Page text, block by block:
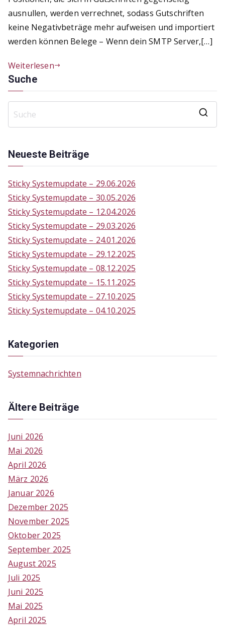
ausnullen, werden verrechnet, sodass Gutschriften
keine Negativbeträge mehr aufweisen und importiert
werden können Belege – Wenn dein SMTP Server,[…]
Weiterlesen
Suche
Neueste Beiträge
Sticky Systemupdate – 29.06.2026
Sticky Systemupdate – 30.05.2026
Sticky Systemupdate – 12.04.2026
Sticky Systemupdate – 29.03.2026
Sticky Systemupdate – 24.01.2026
Sticky Systemupdate – 29.12.2025
Sticky Systemupdate – 08.12.2025
Sticky Systemupdate – 15.11.2025
Sticky Systemupdate – 27.10.2025
Sticky Systemupdate – 04.10.2025
Kategorien
Systemnachrichten
Ältere Beiträge
Juni 2026
Mai 2026
April 2026
März 2026
Januar 2026
Dezember 2025
November 2025
Oktober 2025
September 2025
August 2025
Juli 2025
Juni 2025
Mai 2025
April 2025